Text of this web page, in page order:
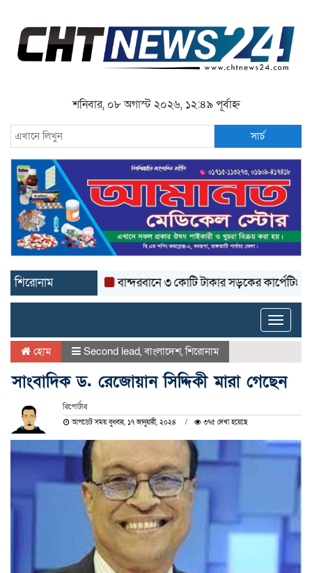
শনিবার, ০৮ অগাস্ট ২০২৬, ১২:৪৯ পূর্বাহ্ন
সার্চ
শিরোনাম বান্দরবানে ৩ কোটি টাকার সড়কের কার্পেটিং উঠে
Toggle
হোম Second lead,বাংলাদেশ,শিরোনাম
সাংবাদিক ড. রেজোয়ান সিদ্দিকী মারা গেছেন
রিপোর্টার
আপডেট সময় বুধবার, ১৭ জানুয়ারী, ২০২৪ ৩৭৫ দেখা হয়েছে